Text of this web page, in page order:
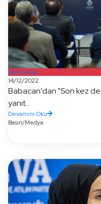
Basın/Medya
14/12/2022
Babacan'dan "Son kez
yanıt...
Devamını Oku
Basın/Medya